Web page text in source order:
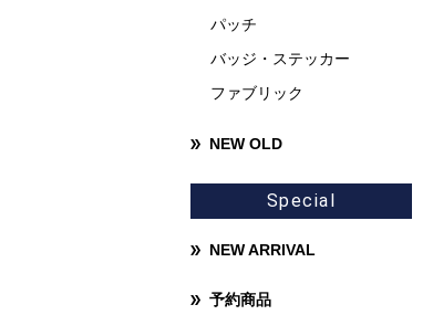
パッチ
バッジ・ステッカー
ファブリック
NEW OLD
Special
NEW ARRIVAL
予約商品